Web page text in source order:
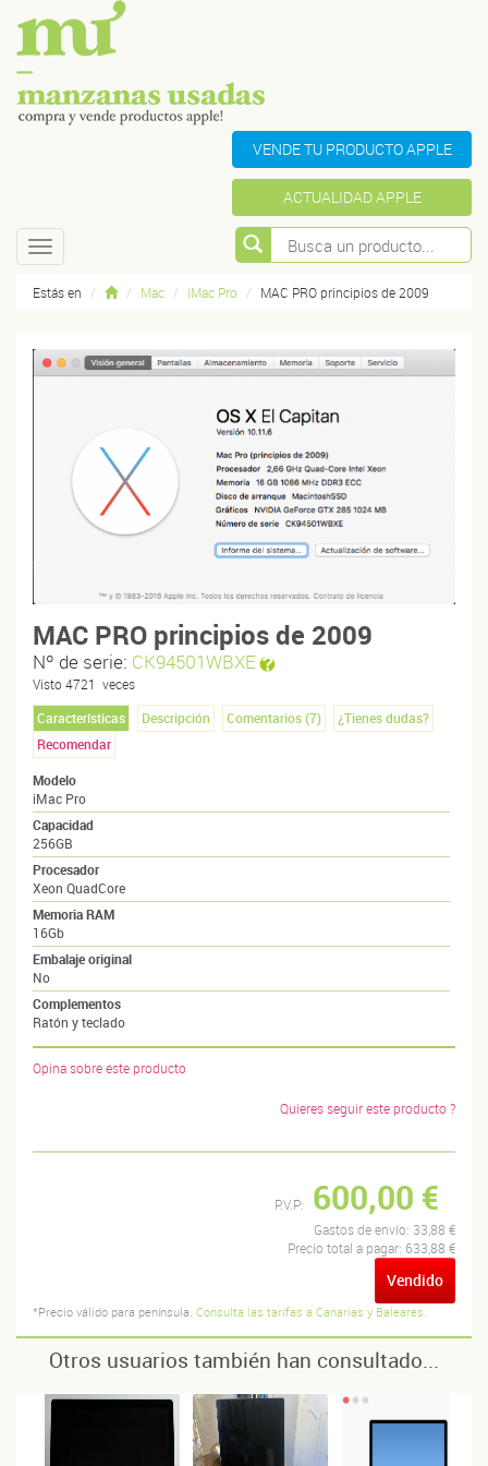
VENDE TU PRODUCTO APPLE
ACTUALIDAD APPLE
Toggle
navigation
Estás en Mac iMac Pro MAC PRO principios de 2009
MAC PRO principios de 2009
Nº de serie: CK94501WBXE
Visto4721 veces
Características
Descripción Comentarios (7)
¿Tienes dudas?
Recomendar
Modelo
iMac Pro
Capacidad
256GB
Procesador
Xeon QuadCore
Memoria RAM
16Gb
Embalaje original
No
Complementos
Ratón y teclado
Opina sobre este producto
Quieres seguir este producto ?
P.V.P: 600,00 €
Gastos de envío: 33,88 €
Precio total a pagar: 633,88 €
Vendido
*Precio válido para península. Consulta las tarifas a Canarias y Baleares.
Otros usuarios también han consultado...